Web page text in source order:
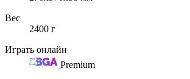
Вес
2400 г
Играть онлайн
Premium